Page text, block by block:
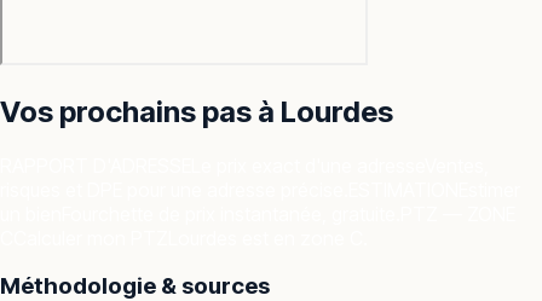
Vos prochains pas à Lourdes
Méthodologie & sources